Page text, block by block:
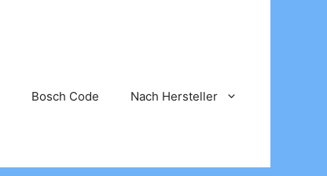
Bosch Code Nach Hersteller